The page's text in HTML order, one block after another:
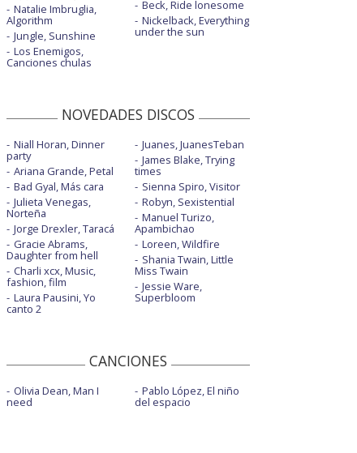
Natalie Imbruglia,
Algorithm
Jungle, Sunshine
Los Enemigos,
Canciones chulas
Beck, Ride lonesome
Nickelback, Everything
under the sun
NOVEDADES DISCOS
Niall Horan, Dinner
party
Ariana Grande, Petal
Bad Gyal, Más cara
Julieta Venegas,
Norteña
Jorge Drexler, Taracá
Gracie Abrams,
Daughter from hell
Charli xcx, Music,
fashion, film
Laura Pausini, Yo
canto 2
Juanes, JuanesTeban
James Blake, Trying
times
Sienna Spiro, Visitor
Robyn, Sexistential
Manuel Turizo,
Apambichao
Loreen, Wildfire
Shania Twain, Little
Miss Twain
Jessie Ware,
Superbloom
CANCIONES
Olivia Dean, Man I
need
Pablo López, El niño
del espacio